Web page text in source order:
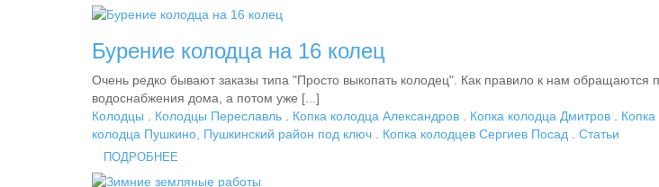
Бурение колодца на 16 колец
Очень редко бывают заказы типа "Просто выкопать колодец". Как правило к нам обращаются
водоснабжения дома, а потом уже [...]
Колодцы
Колодцы Переславль Копка колодца Александров Копка колодца Дмитров
колодца Пушкино, Пушкинский район под ключ
Копка колодцев Сергиев Посад Статьи
ПОДРОБНЕЕ